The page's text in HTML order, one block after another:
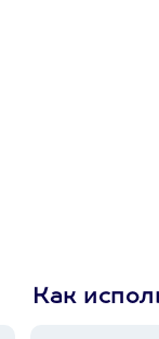
Как